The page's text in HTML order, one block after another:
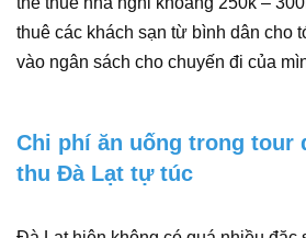
thuê các khách sạn từ bình dân cho
vào ngân sách cho chuyến đi của
Chi phí ăn uống trong tour
thu Đà Lạt tự túc